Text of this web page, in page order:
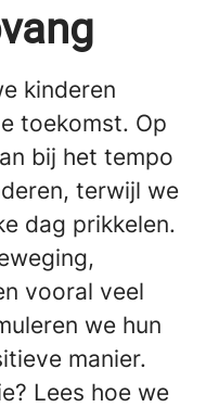
kinderen
toekomst. Op
bij het tempo
terwijl we
dag prikkelen.
vooral veel
we hun
manier.
Lees hoe we